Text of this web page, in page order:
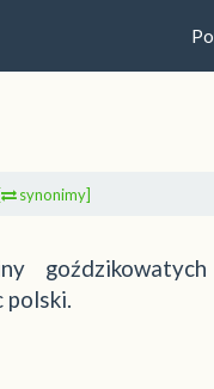
synonimy]
goździkowatych
polski.